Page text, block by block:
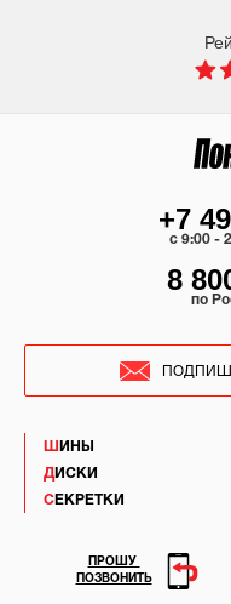
ШИНЫ
ДИСКИ
СЕКРЕТКИ
+7
c 9:00 -
8
по
ПРОШУ
ПОЗВОНИТЬ